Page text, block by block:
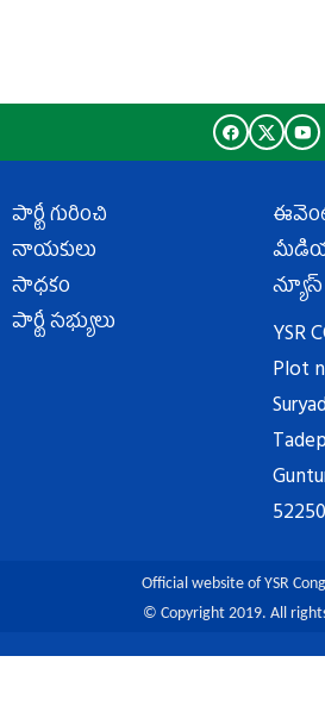
పార్టీ గురించి
నాయకులు
సాధకం
పార్టీ సభ్యులు
న్యూస్
YSR
Plot
Official website of YSR
© Copyright 2019. All